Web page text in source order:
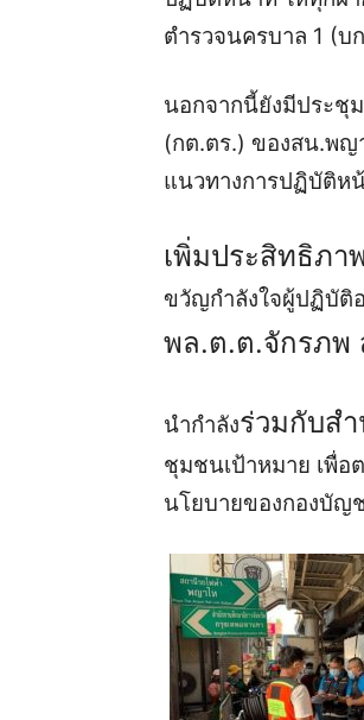
ตำรวจนครบาล 1 (บ
นอกจากนี้ยังมีประชุ
(กต.ตร.) ของสน.พญ
แนวทางการปฏิบัติห
เพิ่มประสิทธิภา
ขวัญกำลังใจผู้ปฏิบัติ
พล.ต.ต.จักรภพ
นำกำลังร่วมกับส
ชุมชนเป้าหมาย เพื่อ
นโยบายของกองบัญ